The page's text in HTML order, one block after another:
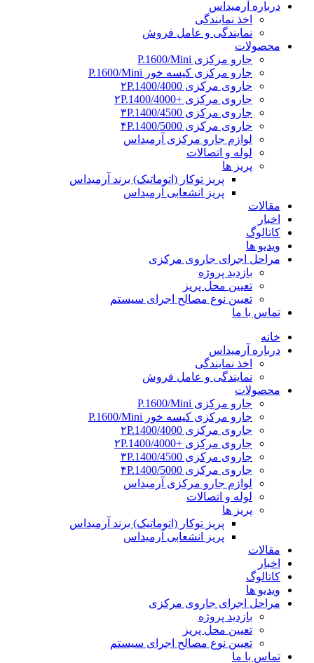
درباره آرمیداس
اخذ نمایندگی
نمایندگی و عامل فروش
محصولات
جارو مرکزی P.1600/Mini
جارو مرکزی کیسه خور P.1600/Mini
جاروی مرکزی ۲P.1400/4000
جاروی مرکزی +۲P.1400/4000
جاروی مرکزی ۳P.1400/4500
جاروی مرکزی ۴P.1400/5000
لوازم جارو مرکزی آرمیداس
لوله و اتصالات
پریز ها
پریز توکار (اتوماتیک) برند آرمیداس
پریز انشعابی آرمیداس
مقالات
اخبار
کاتالوگ
ویدیو ها
مراحل اجرای جاروی مرکزی
بازدید پروژه
تعیین محل پریز
تعیین نوع مصالح اجرای سیستم
تماس با ما
خانه
درباره آرمیداس
اخذ نمایندگی
نمایندگی و عامل فروش
محصولات
جارو مرکزی P.1600/Mini
جارو مرکزی کیسه خور P.1600/Mini
جاروی مرکزی ۲P.1400/4000
جاروی مرکزی +۲P.1400/4000
جاروی مرکزی ۳P.1400/4500
جاروی مرکزی ۴P.1400/5000
لوازم جارو مرکزی آرمیداس
لوله و اتصالات
پریز ها
پریز توکار (اتوماتیک) برند آرمیداس
پریز انشعابی آرمیداس
مقالات
اخبار
کاتالوگ
ویدیو ها
مراحل اجرای جاروی مرکزی
بازدید پروژه
تعیین محل پریز
تعیین نوع مصالح اجرای سیستم
تماس با ما